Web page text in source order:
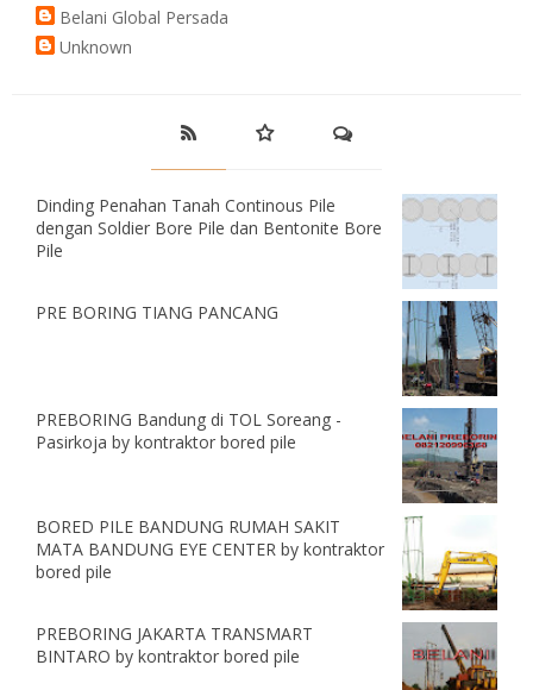
Belani Global Persada
Unknown
Dinding Penahan Tanah Continous Pile
dengan Soldier Bore Pile dan Bentonite Bore
Pile
PRE BORING TIANG PANCANG
PREBORING Bandung di TOL Soreang -
Pasirkoja by kontraktor bored pile
BORED PILE BANDUNG RUMAH SAKIT
MATA BANDUNG EYE CENTER by kontraktor
bored pile
PREBORING JAKARTA TRANSMART
BINTARO by kontraktor bored pile